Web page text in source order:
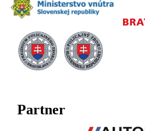
Partner